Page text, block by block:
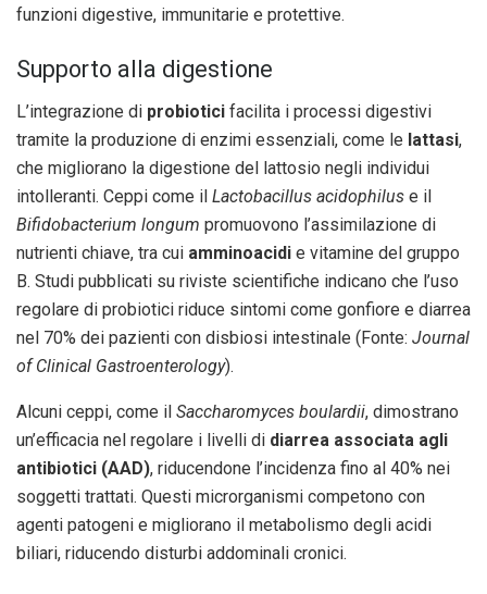
funzioni digestive, immunitarie e protettive.
Supporto alla digestione
L’integrazione di probiotici facilita i processi digestivi
tramite la produzione di enzimi essenziali, come le lattasi,
che migliorano la digestione del lattosio negli individui
intolleranti. Ceppi come il Lactobacillus acidophilus e il
Bifidobacterium longum promuovono l’assimilazione di
nutrienti chiave, tra cui amminoacidi e vitamine del gruppo
B. Studi pubblicati su riviste scientifiche indicano che l’uso
regolare di probiotici riduce sintomi come gonfiore e diarrea
nel 70% dei pazienti con disbiosi intestinale (Fonte: Journal
of Clinical Gastroenterology).
Alcuni ceppi, come il Saccharomyces boulardii, dimostrano
un’efficacia nel regolare i livelli di diarrea associata agli
antibiotici (AAD), riducendone l’incidenza fino al 40% nei
soggetti trattati. Questi microrganismi competono con
agenti patogeni e migliorano il metabolismo degli acidi
biliari, riducendo disturbi addominali cronici.